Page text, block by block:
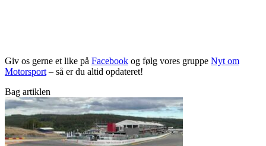
Giv os gerne et like på Facebook og følg vores gruppe Nyt om
Motorsport – så er du altid opdateret!
Bag artiklen